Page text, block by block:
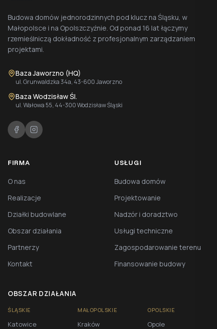
Budowa domów jednorodzinnych pod klucz na Śląsku, w
Małopolsce i na Opolszczyźnie. Od ponad 16 lat łączymy
rzemieślniczą dokładność z profesjonalnym zarządzaniem
projektami.
Baza Jaworzno (HQ)
ul. Grunwaldzka 34a, 43-600 Jaworzno
Baza Wodzisław Śl.
ul. Wałowa 55, 44-300 Wodzisław Śląski
FIRMA
O nas
Realizacje
Działki budowlane
Obszar działania
Partnerzy
Kontakt
USŁUGI
Budowa domów
Projektowanie
Nadzór i doradztwo
Usługi techniczne
Zagospodarowanie terenu
Finansowanie budowy
OBSZAR DZIAŁANIA
ŚLĄSKIE
Katowice
MAŁOPOLSKIE
Kraków
OPOLSKIE
Opole